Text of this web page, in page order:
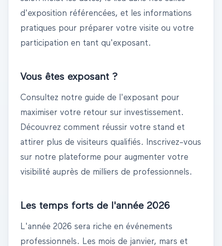
d'exposition référencées, et les informations
pratiques pour préparer votre visite ou votre
participation en tant qu'exposant.
Vous êtes exposant ?
Consultez notre guide de l'exposant pour
maximiser votre retour sur investissement.
Découvrez comment réussir votre stand et
attirer plus de visiteurs qualifiés.
Inscrivez-vous
sur notre plateforme pour augmenter votre
visibilité auprès de milliers de professionnels.
Les temps forts de l'année 2026
L'année 2026 sera riche en événements
professionnels. Les mois de janvier, mars et